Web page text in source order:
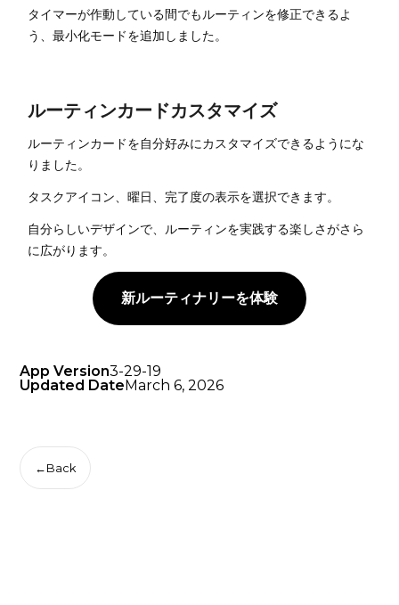
タイマーが作動している間でもルーティンを修正できるよ
う、最小化モードを追加しました。
ルーティンカードカスタマイズ
ルーティンカードを自分好みにカスタマイズできるようにな
りました。
タスクアイコン、曜日、完了度の表示を選択できます。
自分らしいデザインで、ルーティンを実践する楽しさがさら
に広がります。
新ルーティナリーを体験
App Version3-29-19
Updated DateMarch 6, 2026
← Back